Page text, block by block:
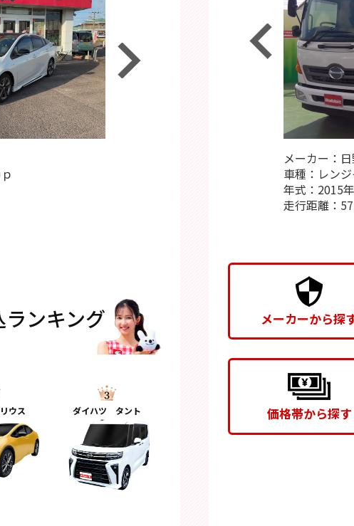
平
令
き
平
さ
ンキング
ウス ダイハツ タント
メーカー：
車種：レン
年式：2015年
走行距離：
メーカーから探
価格帯から探す